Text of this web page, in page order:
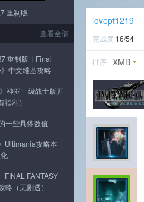
lovept1219
完成度 16/54
排序 XMB
重制版
查看全部
重制版丨Final
中文维基攻略
神罗一级战士版开
利）
一些具体数值
Ultimania攻略本
FINAL FANTASY
略（无剧透）